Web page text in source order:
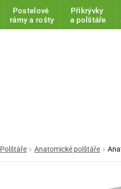
Postelové
rámy a rošty
Přikrývky
a polštáře
Polštáře Anatomické polštáře